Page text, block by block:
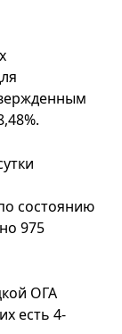
состоянию
975
ОГА
есть 4-